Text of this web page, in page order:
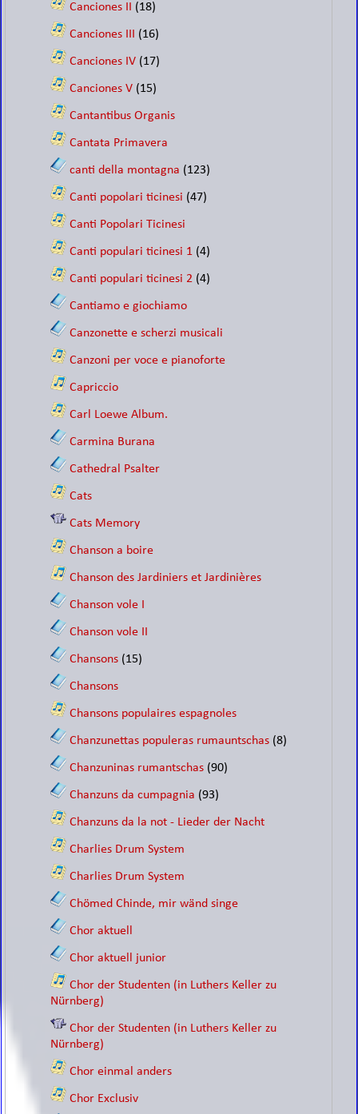
Canciones II (18)
Canciones III (16)
Canciones IV (17)
Canciones V (15)
Cantantibus Organis
Cantata Primavera
canti della montagna (123)
Canti popolari ticinesi (47)
Canti Popolari Ticinesi
Canti populari ticinesi 1 (4)
Canti populari ticinesi 2 (4)
Cantiamo e giochiamo
Canzonette e scherzi musicali
Canzoni per voce e pianoforte
Capriccio
Carl Loewe Album.
Carmina Burana
Cathedral Psalter
Cats
Cats Memory
Chanson a boire
Chanson des Jardiniers et Jardinières
Chanson vole I
Chanson vole II
Chansons (15)
Chansons
Chansons populaires espagnoles
Chanzunettas populeras rumauntschas (8)
Chanzuninas rumantschas (90)
Chanzuns da cumpagnia (93)
Chanzuns da la not - Lieder der Nacht
Charlies Drum System
Charlies Drum System
Chömed Chinde, mir wänd singe
Chor aktuell
Chor aktuell junior
Chor der Studenten (in Luthers Keller zu
Nürnberg)
Chor der Studenten (in Luthers Keller zu
Nürnberg)
Chor einmal anders
Chor Exclusiv